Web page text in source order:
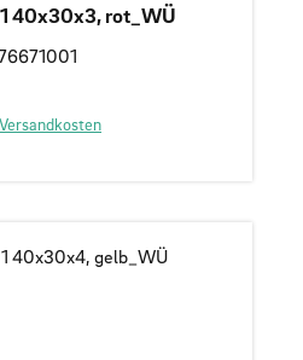
40x30x3, rot_WÜ